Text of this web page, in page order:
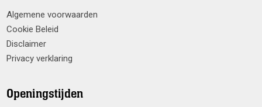
Algemene voorwaarden
Cookie Beleid
Disclaimer
Privacy verklaring
Openingstijden